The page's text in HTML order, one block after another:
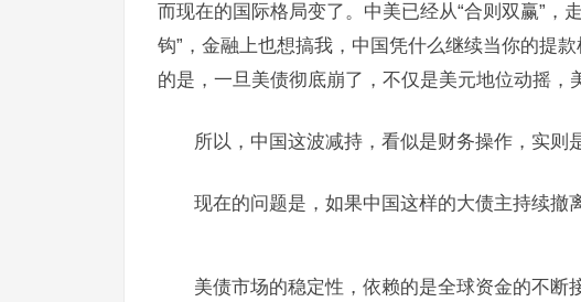
而现在的国际格局变了。中美已经从“合则双赢”，
钩”，金融上也想搞我，中国凭什么继续当你的提
的是，一旦美债彻底崩了，不仅是美元地位动摇，
所以，中国这波减持，看似是财务操作，实则
现在的问题是，如果中国这样的大债主持续撤
美债市场的稳定性，依赖的是全球资金的不